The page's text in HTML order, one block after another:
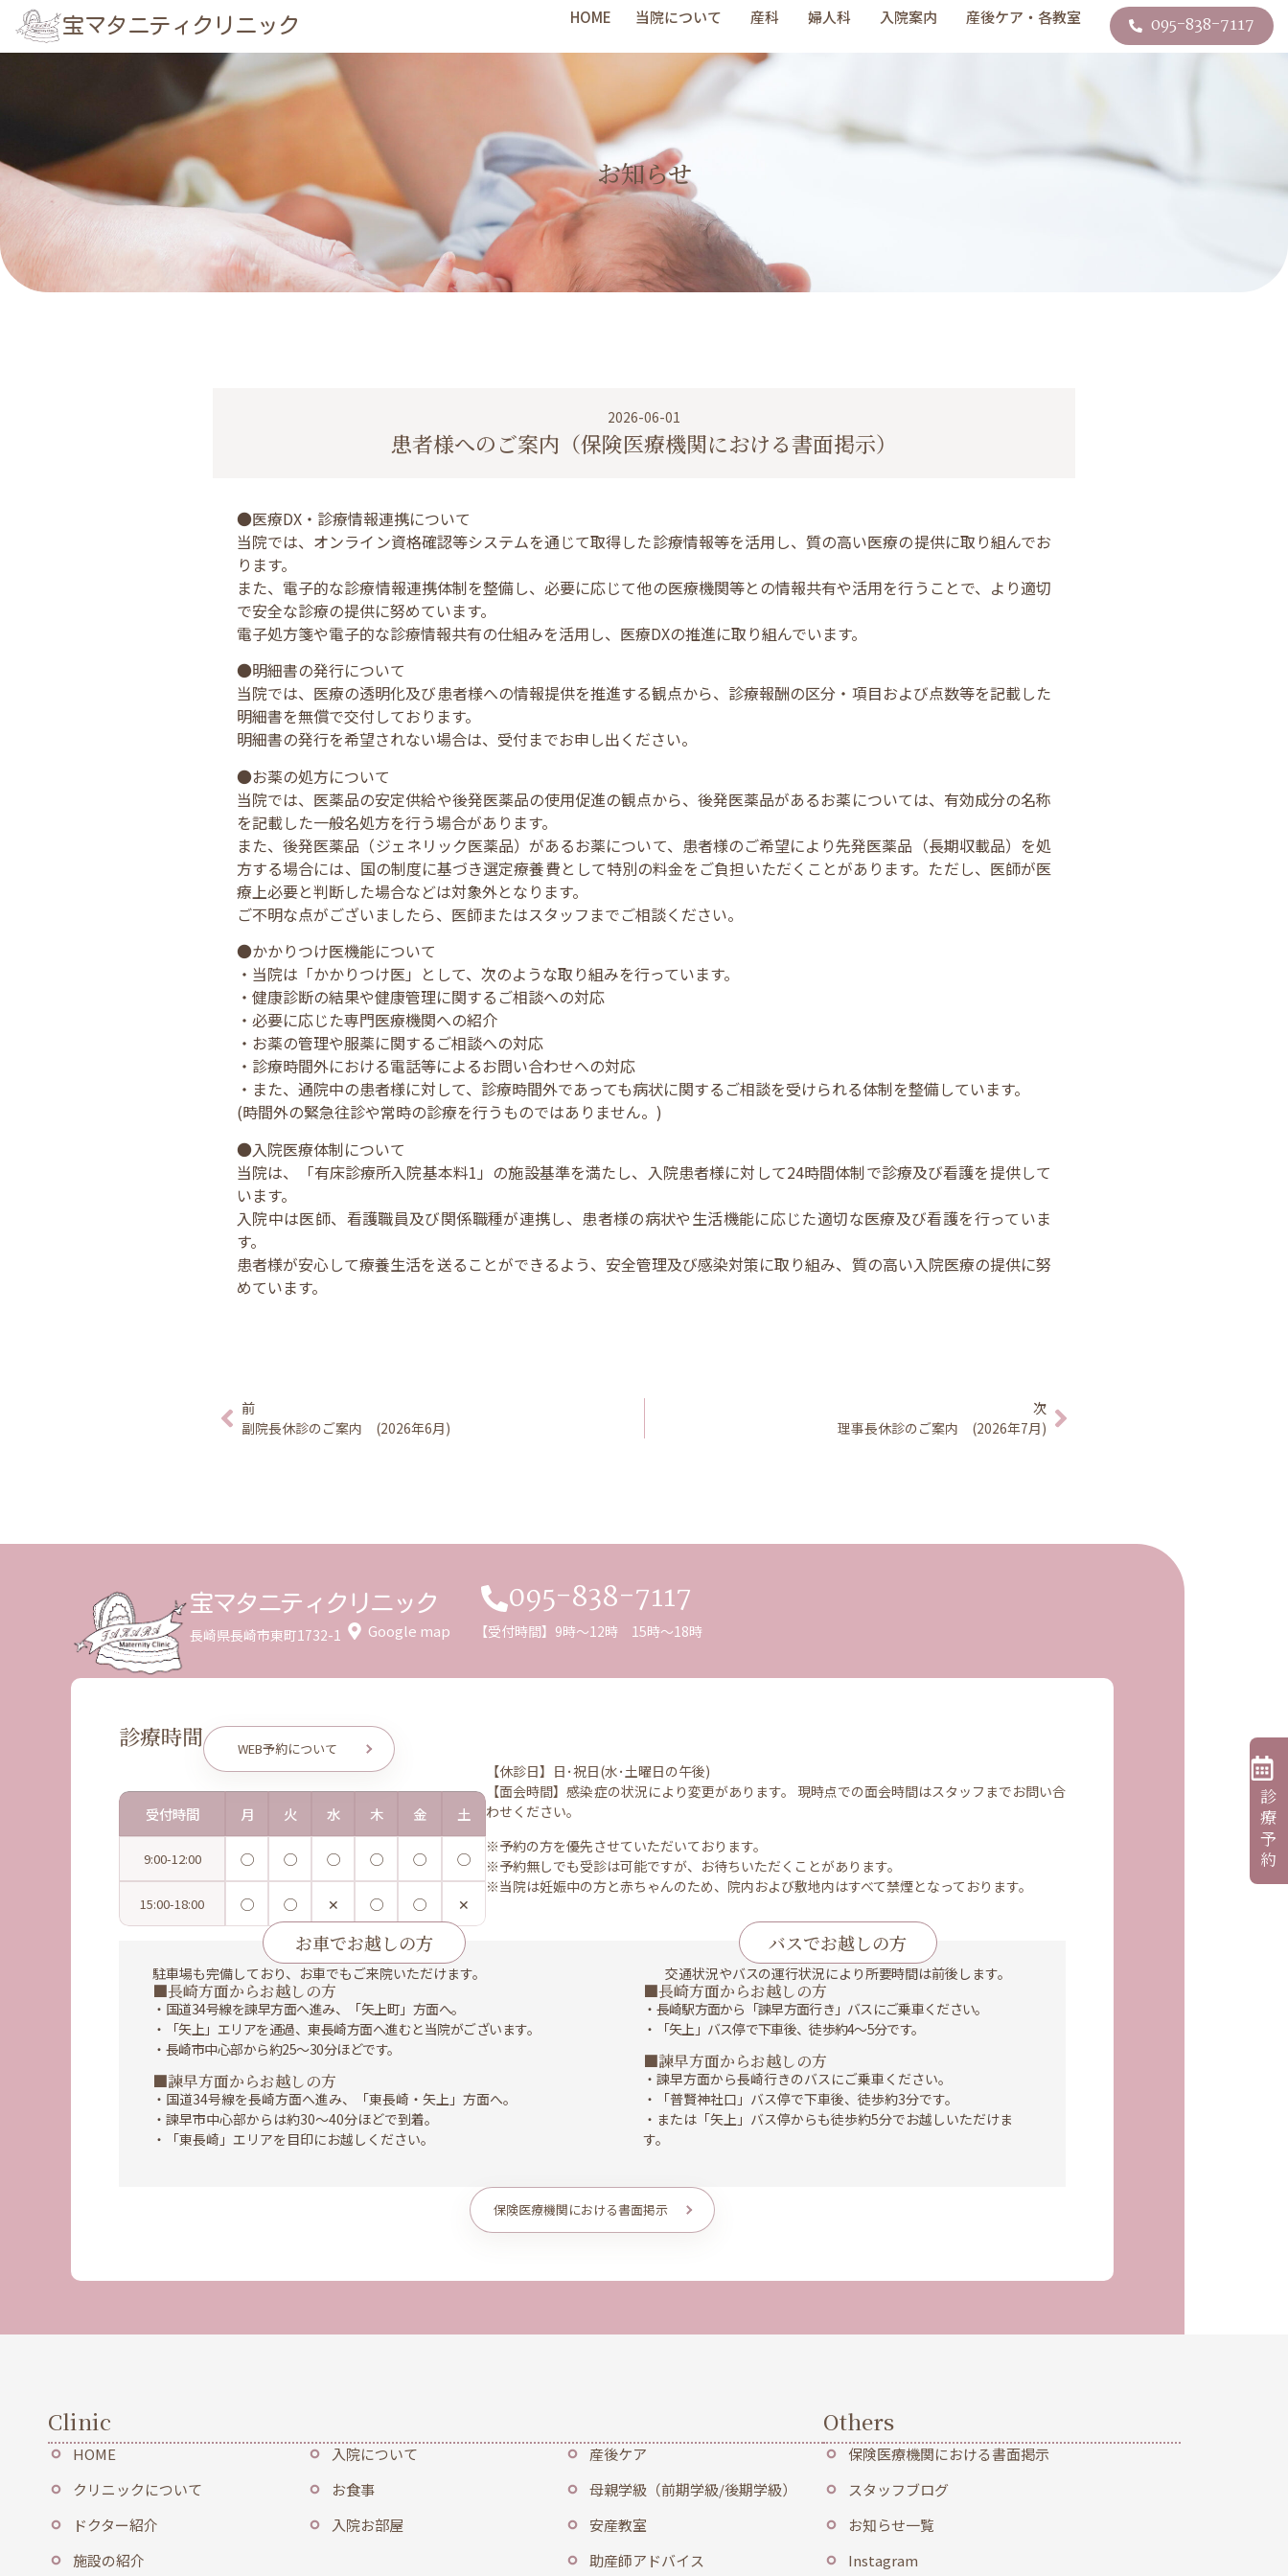
宝マタニティクリニック HOME 当院について 産科 婦人科 入院案内 産後ケア・各教室 095-838-7117
診
療
予
約
お知らせ
2026-06-01
患者様へのご案内（保険医療機関における書面掲示）
●医療DX・診療情報連携について
当院では、オンライン資格確認等システムを通じて取得した診療情報等を活用し、質の高い医療の提供に取り組んでお
ります。
また、電子的な診療情報連携体制を整備し、必要に応じて他の医療機関等との情報共有や活用を行うことで、より適切
で安全な診療の提供に努めています。
電子処方箋や電子的な診療情報共有の仕組みを活用し、医療DXの推進に取り組んでいます。
●明細書の発行について
当院では、医療の透明化及び患者様への情報提供を推進する観点から、診療報酬の区分・項目および点数等を記載した
明細書を無償で交付しております。
明細書の発行を希望されない場合は、受付までお申し出ください。
●お薬の処方について
当院では、医薬品の安定供給や後発医薬品の使用促進の観点から、後発医薬品があるお薬については、有効成分の名称
を記載した一般名処方を行う場合があります。
また、後発医薬品（ジェネリック医薬品）があるお薬について、患者様のご希望により先発医薬品（長期収載品）を処
方する場合には、国の制度に基づき選定療養費として特別の料金をご負担いただくことがあります。ただし、医師が医
療上必要と判断した場合などは対象外となります。
ご不明な点がございましたら、医師またはスタッフまでご相談ください。
●かかりつけ医機能について
・当院は「かかりつけ医」として、次のような取り組みを行っています。
・健康診断の結果や健康管理に関するご相談への対応
・必要に応じた専門医療機関への紹介
・お薬の管理や服薬に関するご相談への対応
・診療時間外における電話等によるお問い合わせへの対応
・また、通院中の患者様に対して、診療時間外であっても病状に関するご相談を受けられる体制を整備しています。
(時間外の緊急往診や常時の診療を行うものではありません。)
●入院医療体制について
当院は、「有床診療所入院基本料1」の施設基準を満たし、入院患者様に対して24時間体制で診療及び看護を提供して
います。
入院中は医師、看護職員及び関係職種が連携し、患者様の病状や生活機能に応じた適切な医療及び看護を行っていま
す。
患者様が安心して療養生活を送ることができるよう、安全管理及び感染対策に取り組み、質の高い入院医療の提供に努
めています。
前
副院長休診のご案内 (2026年6月)
次
理事長休診のご案内 (2026年7月)
宝マタニティクリニック
長崎県長崎市東町1732-1 Google map
095-838-7117
【受付時間】9時～12時 15時～18時
診療時間 WEB予約について
受付時間 月 火 水 木 金 土
9:00-12:00 ◯ ◯ ◯ ◯ ◯ ◯
15:00-18:00 ◯ ◯ ✕ ◯ ◯ ✕
【休診日】日･祝日(水･土曜日の午後)
【面会時間】感染症の状況により変更があります。 現時点での面会時間はスタッフまでお問い合
わせください。
※予約の方を優先させていただいております。
※予約無しでも受診は可能ですが、お待ちいただくことがあります。
※当院は妊娠中の方と赤ちゃんのため、院内および敷地内はすべて禁煙となっております。
お車でお越しの方
駐車場も完備しており、お車でもご来院いただけます。
■長崎方面からお越しの方
・国道34号線を諫早方面へ進み、「矢上町」方面へ。
・「矢上」エリアを通過、東長崎方面へ進むと当院がございます。
・長崎市中心部から約25〜30分ほどです。
■諫早方面からお越しの方
・国道34号線を長崎方面へ進み、「東長崎・矢上」方面へ。
・諫早市中心部からは約30〜40分ほどで到着。
・「東長崎」エリアを目印にお越しください。
バスでお越しの方
交通状況やバスの運行状況により所要時間は前後します。
■長崎方面からお越しの方
・長崎駅方面から「諫早方面行き」バスにご乗車ください。
・「矢上」バス停で下車後、徒歩約4〜5分です。
■諫早方面からお越しの方
・諫早方面から長崎行きのバスにご乗車ください。
・「普賢神社口」バス停で下車後、徒歩約3分です。
・または「矢上」バス停からも徒歩約5分でお越しいただけま
す。
保険医療機関における書面掲示
Clinic
HOME
クリニックについて
ドクター紹介
施設の紹介
入院について
お食事
入院お部屋
産後ケア
母親学級（前期学級/後期学級）
安産教室
助産師アドバイス
Others
保険医療機関における書面掲示
スタッフブログ
お知らせ一覧
Instagram